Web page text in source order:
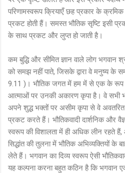
परिणामस्वरूप क्रियाएँ छह प्रकार के क्रमिक
प्रकट होती हैं। समस्त भौतिक सृष्टि इसी
के साथ प्रकट और लुप्त हो जाती है।
कम बुद्धि और सीमित ज्ञान वाले लोग भगवान
को समझ नहीं पाते, जिसके द्वारा वे मनुष्य के
9.11 )। भौतिक जगत में हम में से एक के रूप
आत्माओं पर उनकी अकारण कृपा है। वे सभी
अपने शुद्ध भक्तों पर असीम कृपा से वे
प्रकट करते हैं। भौतिकवादी दार्शनिक और
स्वरूप की विशालता में ही अधिक लीन रहते
सिद्धांत की तुलना में भौतिक अभिव्यक्तियों के
लेते हैं। भगवान का दिव्य स्वरूप ऐसी
यह कल्पना करना बहुत कठिन है कि भगवान